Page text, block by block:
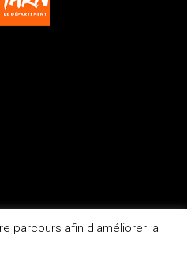
parcours afin d'améliorer la